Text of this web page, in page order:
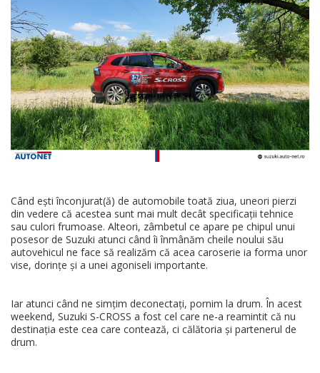
Când ești înconjurat(ă) de automobile toată ziua, uneori pierzi
din vedere că acestea sunt mai mult decât specificații tehnice
sau culori frumoase. Alteori, zâmbetul ce apare pe chipul unui
posesor de Suzuki atunci când îi înmânăm cheile noului său
autovehicul ne face să realizăm că acea caroserie ia forma unor
vise, dorințe și a unei agoniseli importante.
Iar atunci când ne simțim deconectați, pornim la drum. În acest
weekend, Suzuki S-CROSS a fost cel care ne-a reamintit că nu
destinația este cea care contează, ci călătoria și partenerul de
drum.